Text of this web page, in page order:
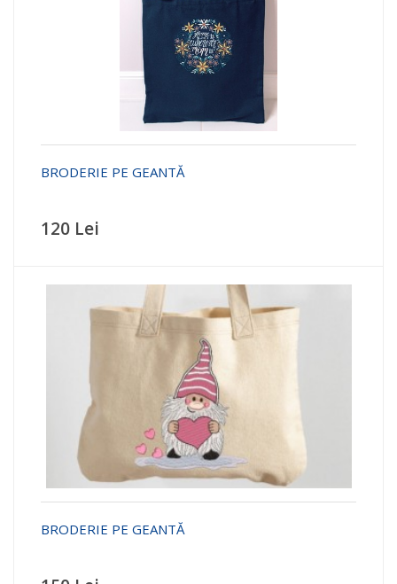
BRODERIE PE GEANTĂ
120 Lei
BRODERIE PE GEANTĂ